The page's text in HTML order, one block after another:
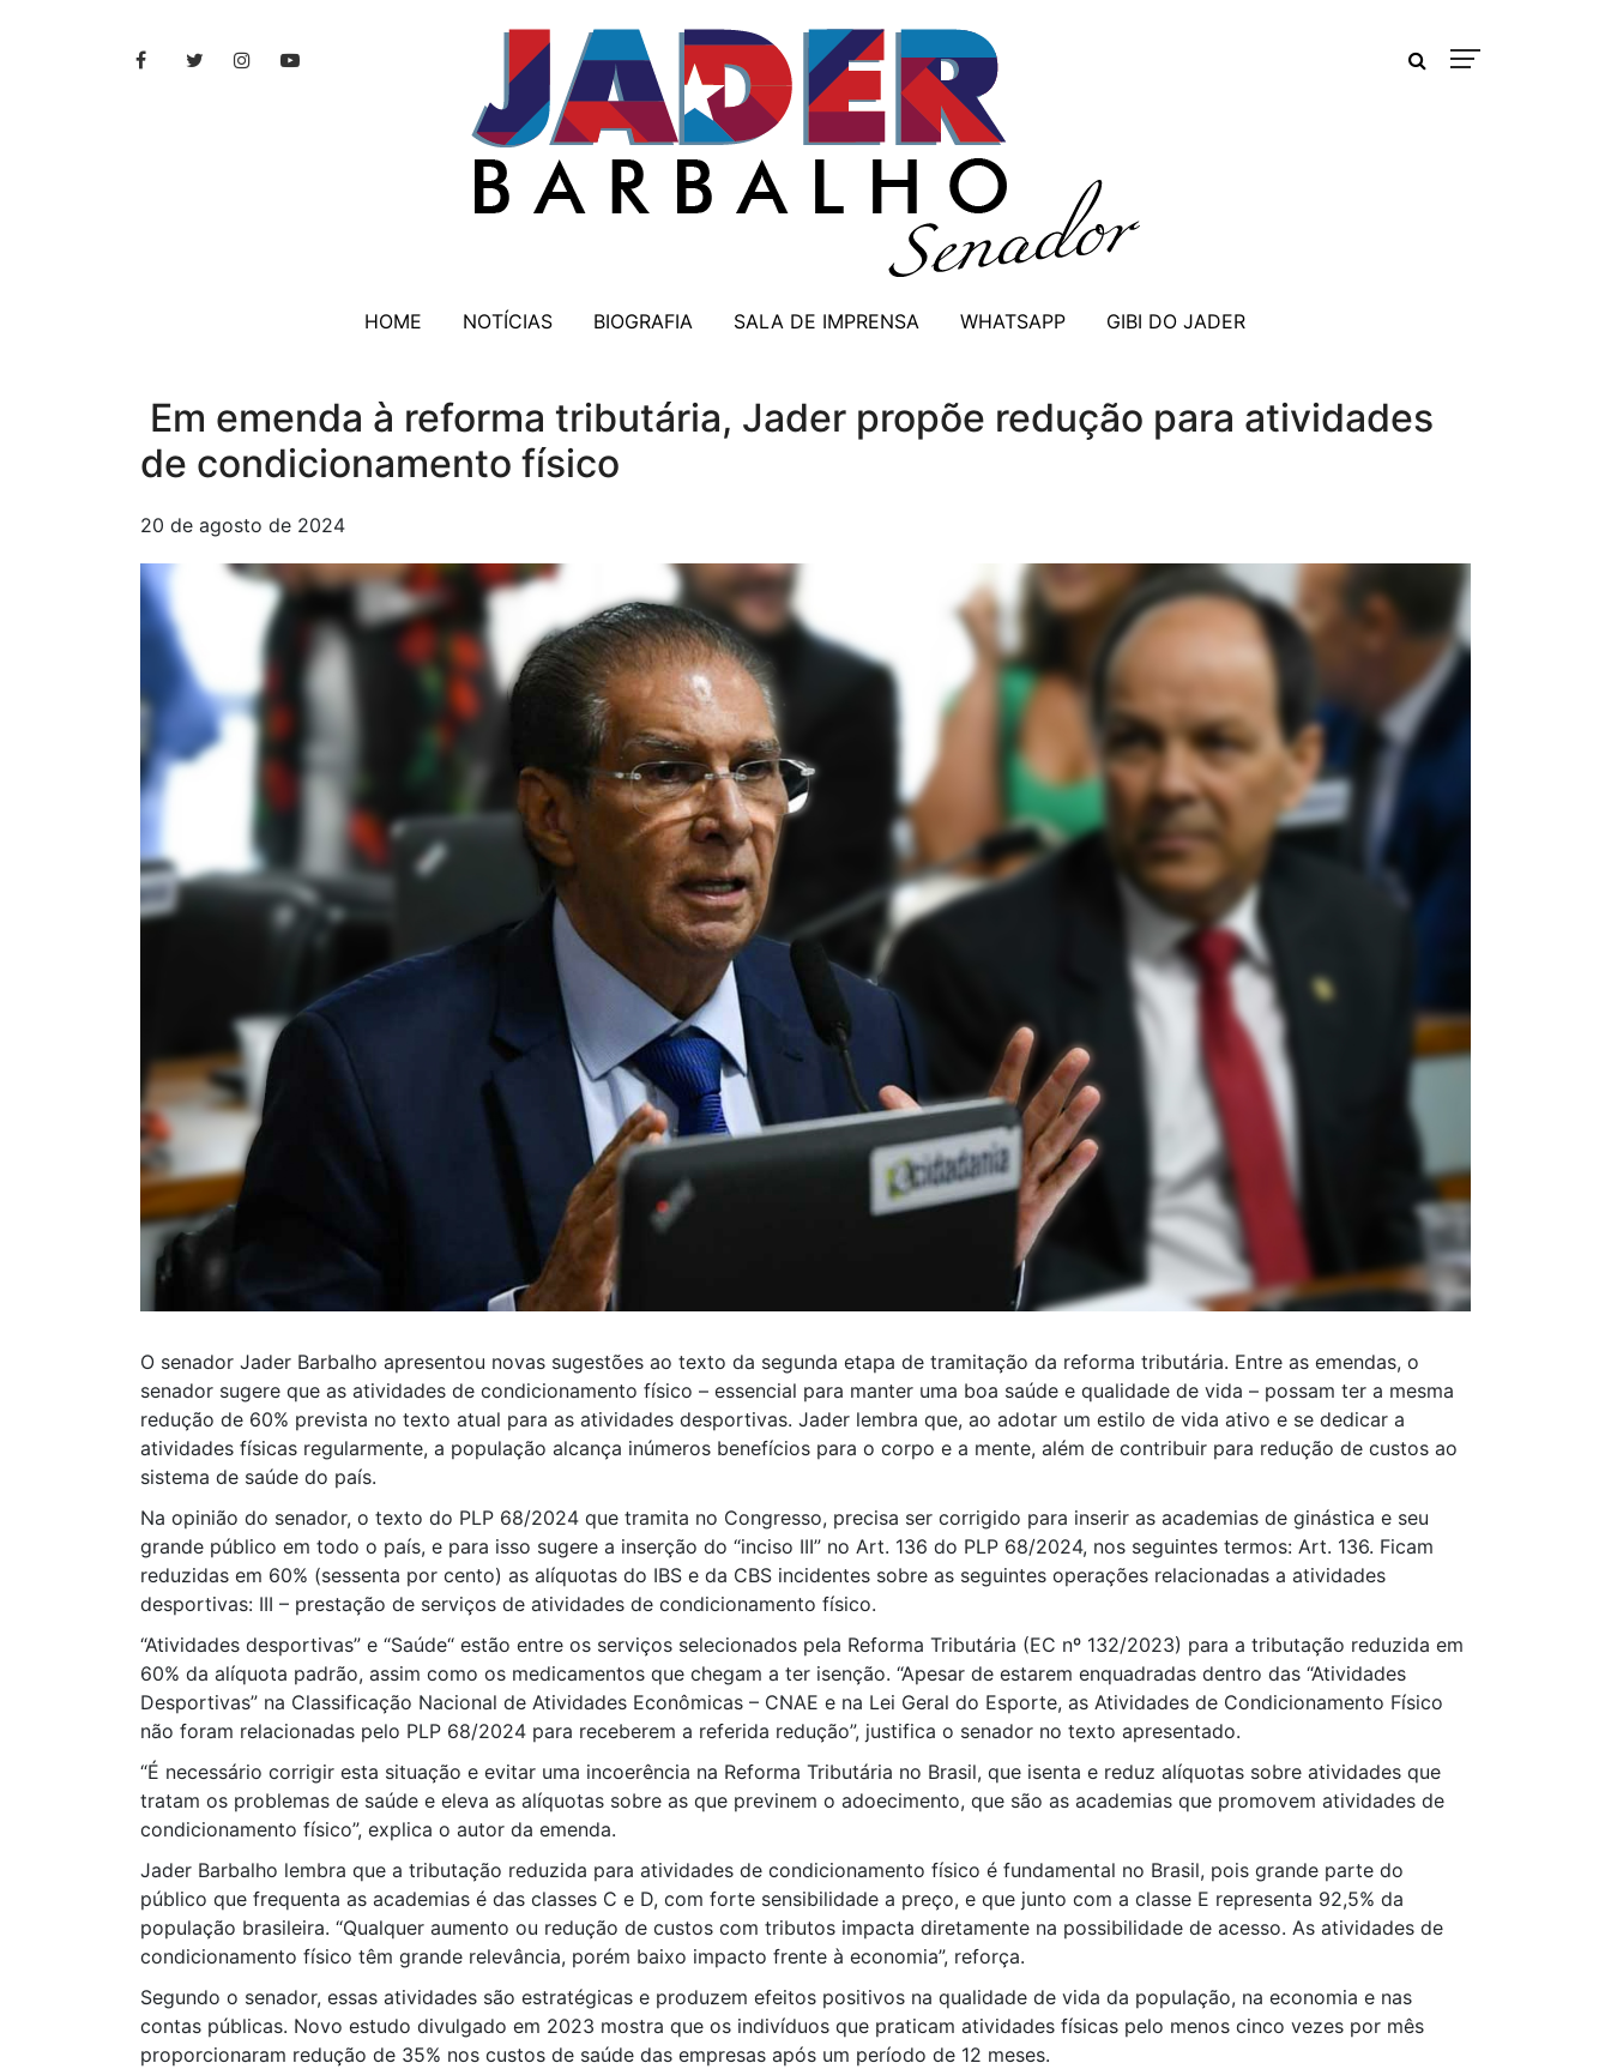
HOME NOTÍCIAS BIOGRAFIA SALA DE IMPRENSA WHATSAPP GIBI DO JADER
Em emenda à reforma tributária, Jader propõe redução para atividades
de condicionamento físico
20 de agosto de 2024
O senador Jader Barbalho apresentou novas sugestões ao texto da segunda etapa de tramitação da reforma tributária. Entre as emendas, o
senador sugere que as atividades de condicionamento físico – essencial para manter uma boa saúde e qualidade de vida – possam ter a mesma
redução de 60% prevista no texto atual para as atividades desportivas. Jader lembra que, ao adotar um estilo de vida ativo e se dedicar a
atividades físicas regularmente, a população alcança inúmeros benefícios para o corpo e a mente, além de contribuir para redução de custos ao
sistema de saúde do país.
Na opinião do senador, o texto do PLP 68/2024 que tramita no Congresso, precisa ser corrigido para inserir as academias de ginástica e seu
grande público em todo o país, e para isso sugere a inserção do “inciso III” no Art. 136 do PLP 68/2024, nos seguintes termos: Art. 136. Ficam
reduzidas em 60% (sessenta por cento) as alíquotas do IBS e da CBS incidentes sobre as seguintes operações relacionadas a atividades
desportivas: III – prestação de serviços de atividades de condicionamento físico.
“Atividades desportivas” e “Saúde“ estão entre os serviços selecionados pela Reforma Tributária (EC nº 132/2023) para a tributação reduzida em
60% da alíquota padrão, assim como os medicamentos que chegam a ter isenção. “Apesar de estarem enquadradas dentro das “Atividades
Desportivas” na Classificação Nacional de Atividades Econômicas – CNAE e na Lei Geral do Esporte, as Atividades de Condicionamento Físico
não foram relacionadas pelo PLP 68/2024 para receberem a referida redução”, justifica o senador no texto apresentado.
“É necessário corrigir esta situação e evitar uma incoerência na Reforma Tributária no Brasil, que isenta e reduz alíquotas sobre atividades que
tratam os problemas de saúde e eleva as alíquotas sobre as que previnem o adoecimento, que são as academias que promovem atividades de
condicionamento físico”, explica o autor da emenda.
Jader Barbalho lembra que a tributação reduzida para atividades de condicionamento físico é fundamental no Brasil, pois grande parte do
público que frequenta as academias é das classes C e D, com forte sensibilidade a preço, e que junto com a classe E representa 92,5% da
população brasileira. “Qualquer aumento ou redução de custos com tributos impacta diretamente na possibilidade de acesso. As atividades de
condicionamento físico têm grande relevância, porém baixo impacto frente à economia”, reforça.
Segundo o senador, essas atividades são estratégicas e produzem efeitos positivos na qualidade de vida da população, na economia e nas
contas públicas. Novo estudo divulgado em 2023 mostra que os indivíduos que praticam atividades físicas pelo menos cinco vezes por mês
proporcionaram redução de 35% nos custos de saúde das empresas após um período de 12 meses.